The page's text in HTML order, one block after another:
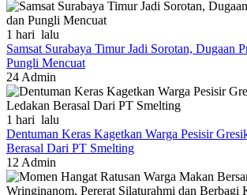
1 hari lalu
Samsat Surabaya Timur Jadi Sorotan, Dugaan
Pungli Mencuat
24 Admin
1 hari lalu
Dentuman Keras Kagetkan Warga Pesisir
Berasal Dari PT Smelting
12 Admin